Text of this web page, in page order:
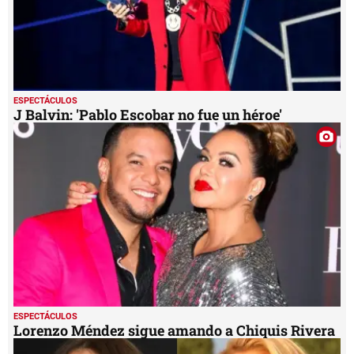
ESPECTÁCULOS
J Balvin: 'Pablo Escobar no fue un héroe'
ESPECTÁCULOS
Lorenzo Méndez sigue amando a Chiquis Rivera